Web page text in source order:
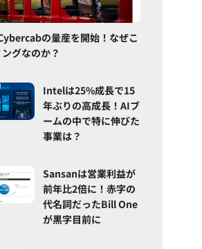
の量産を開始！なぜこ
グなのか？
Intelは25%成長で15
年ぶりの高成長！AIブ
ームの中で特に伸びた
事業は？
Sansanは営業利益が
前年比2倍に！赤字の
代名詞だったBill One
が黒字目前に